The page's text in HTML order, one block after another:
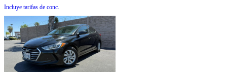
Incluye tarifas de conc.